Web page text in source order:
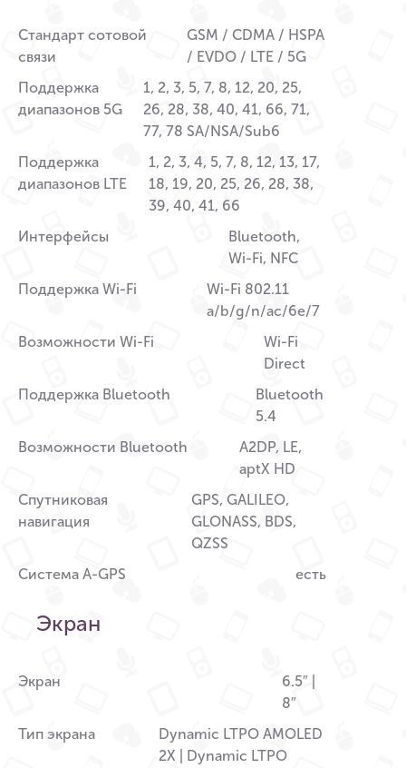
Стандарт сотовой
связи
GSM / CDMA / HSPA
/ EVDO / LTE / 5G
Поддержка
диапазонов 5G
1, 2, 3, 5, 7, 8, 12, 20, 25,
26, 28, 38, 40, 41, 66, 71,
77, 78 SA/NSA/Sub6
Поддержка
диапазонов LTE
1, 2, 3, 4, 5, 7, 8, 12, 13, 17,
18, 19, 20, 25, 26, 28, 38,
39, 40, 41, 66
Интерфейсы
Bluetooth,
Wi-Fi, NFC
Поддержка Wi-Fi
Wi-Fi 802.11
a/b/g/n/ac/6e/7
Возможности Wi-Fi
Wi-Fi
Direct
Поддержка Bluetooth
Bluetooth
5.4
Возможности Bluetooth
A2DP, LE,
aptX HD
Спутниковая
навигация
GPS, GALILEO,
GLONASS, BDS,
QZSS
Система A-GPS
есть
Экран
Экран
6.5″ |
8″
Тип экрана
Dynamic LTPO AMOLED
2X | Dynamic LTPO